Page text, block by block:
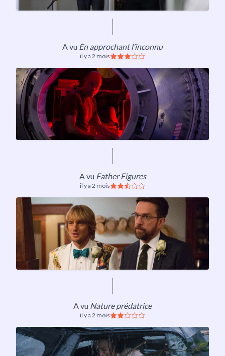
A vu En approchant l’inconnu
il y a 2 mois
A vu Father Figures
il y a 2 mois
A vu Nature prédatrice
il y a 2 mois